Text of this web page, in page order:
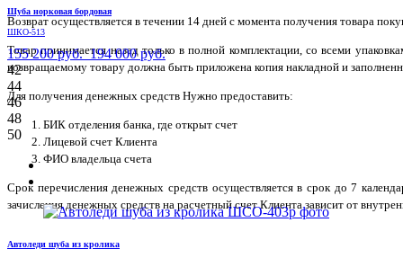
Возврат осуществляется в течении 14 дней с момента получения товара
Товар принимается назад только в полной комплектации, со всеми
возвращаемому товару должна быть приложена копия накладной и
Для получения денежных средств Нужно предоставить:
БИК отделения банка, где открыт счет
Лицевой счет Клиента
ФИО владельца счета
Срок перечисления денежных средств осуществляется в срок до 7
зачисления денежных средств на расчетный счет Клиента зависит от
Шуба норковая бордовая
ШКО-513
155 200 руб. 194 000 руб.
42
44
46
48
50
Автоледи шуба из кролика